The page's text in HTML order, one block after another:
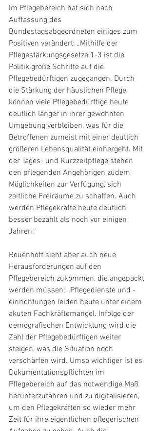
Im Pflegebereich hat sich nach
Auffassung des
Bundestagsabgeordneten einiges zum
Positiven verändert: „Mithilfe der
Pflegestärkungsgesetze 1-3 ist die
Politik große Schritte auf die
Pflegebedürftigen zugegangen. Durch
die Stärkung der häuslichen Pflege
können viele Pflegebedürftige heute
deutlich länger in ihrer gewohnten
Umgebung verbleiben, was für die
Betroffenen zumeist mit einer deutlich
größeren Lebensqualität einhergeht. Mit
der Tages- und Kurzzeitpflege stehen
den pflegenden Angehörigen zudem
Möglichkeiten zur Verfügung, sich
zeitliche Freiräume zu schaffen. Auch
werden Pflegekräfte heute deutlich
besser bezahlt als noch vor einigen
Jahren.“
Rouenhoff sieht aber auch neue
Herausforderungen auf den
Pflegebereich zukommen, die angepackt
werden müssen: „Pflegedienste und -
einrichtungen leiden heute unter einem
akuten Fachkräftemangel. Infolge der
demografischen Entwicklung wird die
Zahl der Pflegebedürftigen weiter
steigen, was die Situation noch
verschärfen wird. Umso wichtiger ist es,
Dokumentationspflichten im
Pflegebereich auf das notwendige Maß
herunterzufahren und zu digitalisieren,
um den Pflegekräften so wieder mehr
Zeit für ihre eigentlichen pflegerischen